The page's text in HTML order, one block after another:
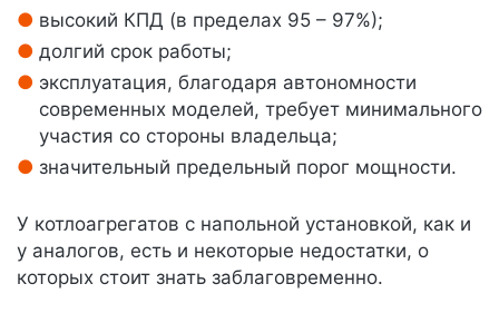
высокий КПД (в пределах 95 – 97%);
долгий срок работы;
эксплуатация, благодаря автономности
современных моделей, требует минимального
участия со стороны владельца;
значительный предельный порог мощности.
У котлоагрегатов с напольной установкой, как и
у аналогов, есть и некоторые недостатки, о
которых стоит знать заблаговременно.